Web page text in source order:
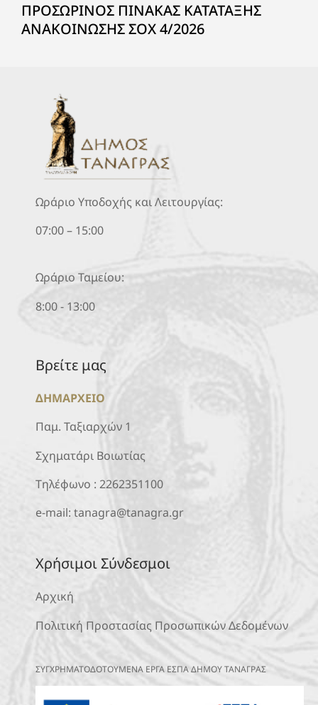
ΠΡΟΣΩΡΙΝΟΣ ΠΙΝΑΚΑΣ ΚΑΤΑΤΑΞΗΣ
ΑΝΑΚΟΙΝΩΣΗΣ ΣΟΧ 4/2026
Ωράριο Υποδοχής και Λειτουργίας:
07:00 – 15:00
Ωράριο Ταμείου:
8:00 - 13:00
Βρείτε μας
ΔΗΜΑΡΧΕΙΟ
Παμ. Ταξιαρχών 1
Σχηματάρι Βοιωτίας
Τηλέφωνο : 2262351100
e-mail: tanagra@tanagra.gr
Χρήσιμοι Σύνδεσμοι
Αρχική
Πολιτική Προστασίας Προσωπικών Δεδομένων
ΣΥΓΧΡΗΜΑΤΟΔΟΤΟΥΜΕΝΑ ΕΡΓΑ ΕΣΠΑ ΔΗΜΟΥ ΤΑΝΑΓΡΑΣ